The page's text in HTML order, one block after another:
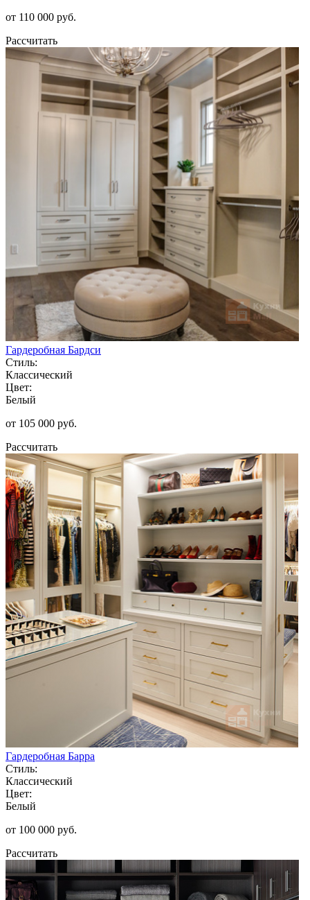
от 110 000 руб.
Рассчитать
Гардеробная Бардси
Стиль:
Классический
Цвет:
Белый
от 105 000 руб.
Рассчитать
Гардеробная Барра
Стиль:
Классический
Цвет:
Белый
от 100 000 руб.
Рассчитать